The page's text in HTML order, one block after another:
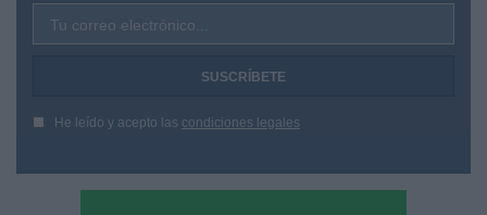
Tu correo electrónico...
He leído y acepto las condiciones legales